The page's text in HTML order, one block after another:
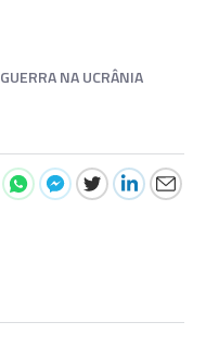
GUERRA NA UCRÂNIA